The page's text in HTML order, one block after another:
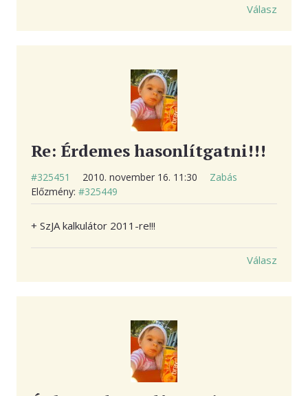
Válasz
Re: Érdemes hasonlítgatni!!!
#325451 2010. november 16. 11:30
Zabás
Előzmény: #325449
+ SzJA kalkulátor 2011-re!!!
Válasz